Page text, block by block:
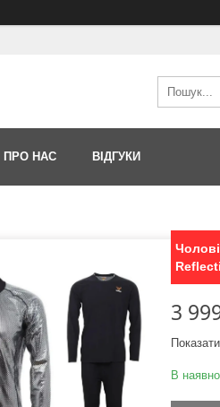
ПРО НАС ВІДГУКИ
3
В